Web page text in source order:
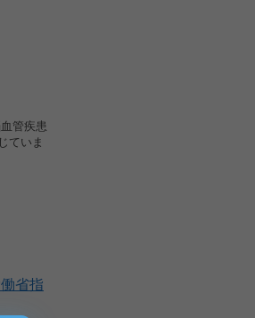
管疾患
ていま
省指